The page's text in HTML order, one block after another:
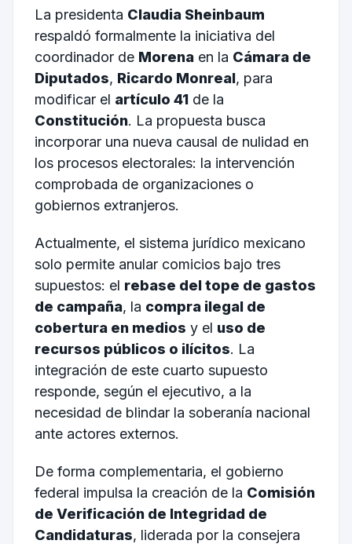
La presidenta Claudia Sheinbaum
respaldó formalmente la iniciativa del
coordinador de Morenaen la Cámara de
Diputados, Ricardo Monreal, para
modificar el artículo 41de la
Constitución. La propuesta busca
incorporar una nueva causal de nulidad en
los procesos electorales: la intervención
comprobada de organizaciones o
gobiernos extranjeros.
Actualmente, el sistema jurídico mexicano
solo permite anular comicios bajo tres
supuestos: el rebase del tope de gastos
de campaña, la compra ilegal de
cobertura en medios y el uso de
recursos públicos o ilícitos. La
integración de este cuarto supuesto
responde, según el ejecutivo, a la
necesidad de blindar la soberanía nacional
ante actores externos.
De forma complementaria, el gobierno
federal impulsa la creación de la Comisión
de Verificación de Integridad de
Candidaturas, liderada por la consejera